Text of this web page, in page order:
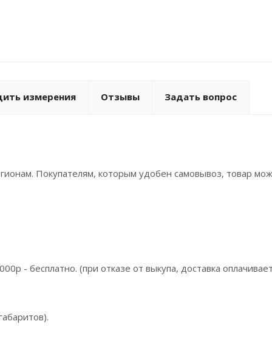
измерения Отзывы Задать вопрос
Покупателям, которым удобен самовывоз, товар
- бесплатно. (при отказе от выкупа, доставка